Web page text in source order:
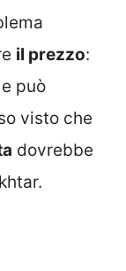
il prezzo:
può
visto che
dovrebbe